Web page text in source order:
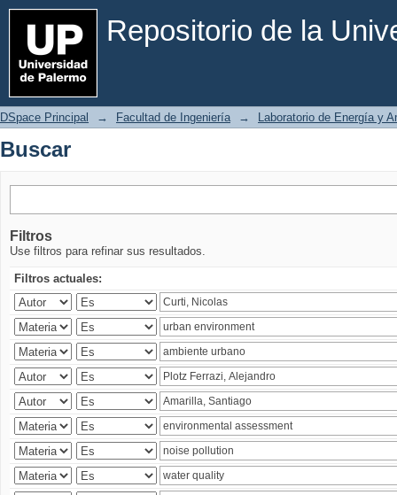
Repositorio de la
Buscar
DSpace Principal → Facultad de Ingeniería → Laboratorio de Energía y
Buscar
Filtros
Use filtros para refinar sus resultados.
Filtros actuales: